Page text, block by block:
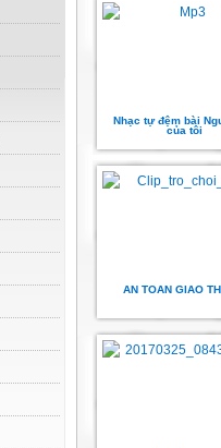
Nhạc tự đệm bài
của tôi
AN TOAN GIAO